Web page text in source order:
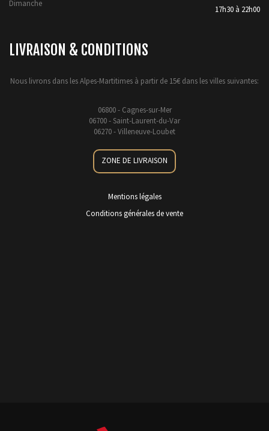
Dimanche
17h30 à 22h00
LIVRAISON & CONDITIONS
Nous livrons dans les Alpes-Martitimes à partir de 15€ dans les villes suivantes:
06800 - Cagnes-sur-Mer
06700 - Saint-Laurent-du-Var
06270 - Villeneuve-Loubet
ZONE DE LIVRAISON
Mentions légales
Conditions générales de vente